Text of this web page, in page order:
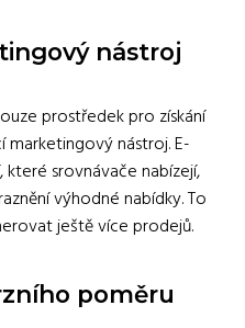
nástroj
prostředek pro získání
marketingový nástroj. E-
srovnávače nabízejí,
výhodné nabídky. To
ještě více prodejů.
poměru